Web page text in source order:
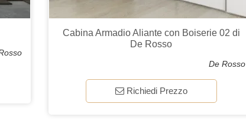
Cabina Armadio Aliante con Boiserie 02 di
De Rosso
De Rosso
Richiedi Prezzo